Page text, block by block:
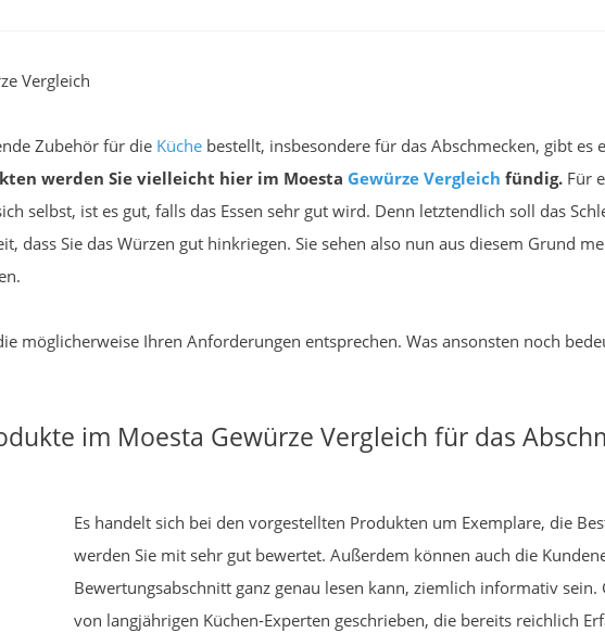
Vergleich
Zubehör für die Küche bestellt, insbesondere für das Abschmecken, gibt es
werden Sie vielleicht hier im Moesta Gewürze Vergleich fündig. Für
selbst, ist es gut, falls das Essen sehr gut wird. Denn letztendlich soll das
dass Sie das Würzen gut hinkriegen. Sie sehen also nun aus diesem Grund
möglicherweise Ihren Anforderungen entsprechen. Was ansonsten noch
im Moesta Gewürze Vergleich für das
Es handelt sich bei den vorgestellten Produkten um Exemplare, die
werden Sie mit sehr gut bewertet. Außerdem können auch die
Bewertungsabschnitt ganz genau lesen kann, ziemlich informativ
von langjährigen Küchen-Experten geschrieben, die bereits reichlich